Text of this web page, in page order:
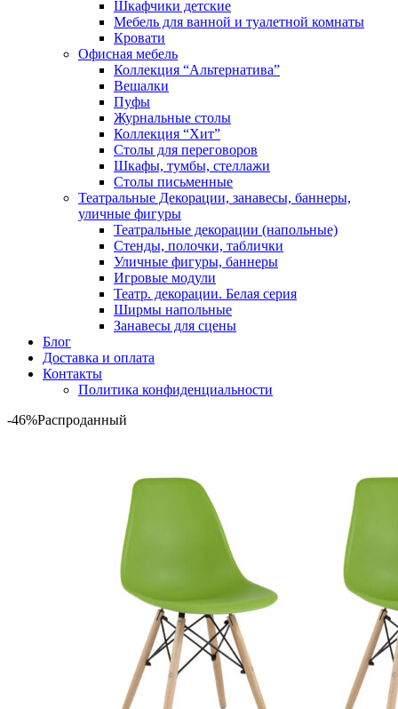
Шкафчики детские
Мебель для ванной и туалетной комнаты
Кровати
Офисная мебель
Коллекция “Альтернатива”
Вешалки
Пуфы
Журнальные столы
Коллекция “Хит”
Столы для переговоров
Шкафы, тумбы, стеллажи
Столы письменные
Театральные Декорации, занавесы, баннеры,
уличные фигуры
Театральные декорации (напольные)
Стенды, полочки, таблички
Уличные фигуры, баннеры
Игровые модули
Театр. декорации. Белая серия
Ширмы напольные
Занавесы для сцены
Блог
Доставка и оплата
Контакты
Политика конфиденциальности
-46%Распроданный